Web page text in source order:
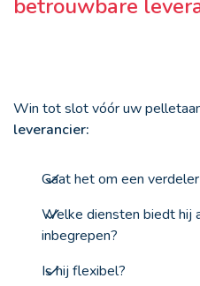
betrouwbare
Win tot slot vóór uw
leverancier:
Gaat het om een
Welke diensten biedt hij
inbegrepen?
Is hij flexibel?